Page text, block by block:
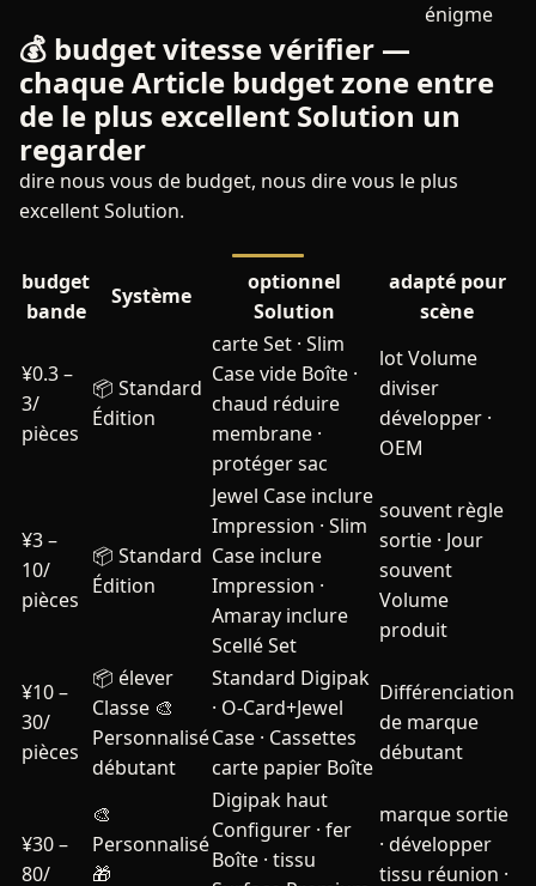
énigme
💰 budget vitesse vérifier —
chaque Article budget zone entre
de le plus excellent Solution un
regarder
dire nous vous de budget, nous dire vous le plus
excellent Solution.
budget
bande
Système
optionnel
Solution
adapté pour
scène
¥0.3 –
3/
pièces
📦 Standard
Édition
carte Set · Slim
Case vide Boîte ·
chaud réduire
membrane ·
protéger sac
lot Volume
diviser
développer ·
OEM
¥3 –
10/
pièces
📦 Standard
Édition
Jewel Case inclure
Impression · Slim
Case inclure
Impression ·
Amaray inclure
Scellé Set
souvent règle
sortie · Jour
souvent
Volume
produit
¥10 –
30/
pièces
📦 élever
Classe 🎨
Personnalisé
débutant
Standard Digipak
· O-Card+Jewel
Case · Cassettes
carte papier Boîte
Différenciation
de marque
débutant
¥30 –
80/
🎨
Personnalisé
🎁
Digipak haut
Configurer · fer
Boîte · tissu
marque sortie
· développer
tissu réunion ·